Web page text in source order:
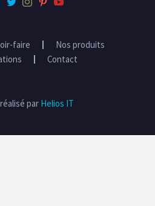
faire
Nos produits
Contact
par Helios IT